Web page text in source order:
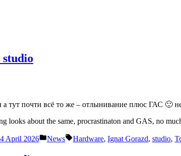
тут почти всё то же – отлынивание плюс ГАС 🙂
looks about the same, procrastinaton and GAS, no
April 2026
Posted
News Tags:
Hardware, Ignat Gorazd, studio,